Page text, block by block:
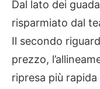
Dal lato dei
risparmiato dal
Il secondo
prezzo,
ripresa più